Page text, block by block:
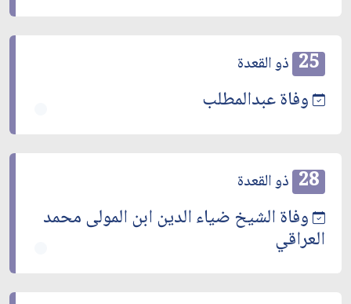
25 ذو القعدة
وفاة عبدالمطلب
28 ذو القعدة
وفاة الشيخ ضياء الدين ابن المولى محمد
العراقي